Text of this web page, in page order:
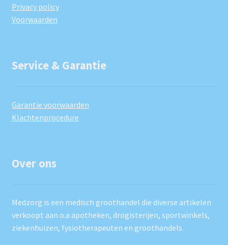
Privacy policy
Voorwaarden
Service & Garantie
Garantie voorwaarden
Klachtenprocedure
Over ons
Medzorg is een medisch groothandel die diverse artikelen
verkoopt aan o.a apotheken, drogisterijen, sportwinkels,
ziekenhuizen, fysiotherapeuten en groothandels.